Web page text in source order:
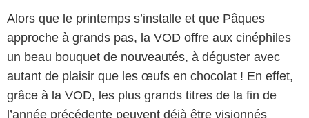
Alors que le printemps s’installe et que Pâques
approche à grands pas, la VOD offre aux cinéphiles
un beau bouquet de nouveautés, à déguster avec
autant de plaisir que les œufs en chocolat ! En effet,
grâce à la VOD, les plus grands titres de la fin de
l’année précédente peuvent déjà être visionnés